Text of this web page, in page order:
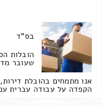
בס"ד
הובלות
שעובר
אנו מתמחים בהובלת
הקפדה על עבודה עברית